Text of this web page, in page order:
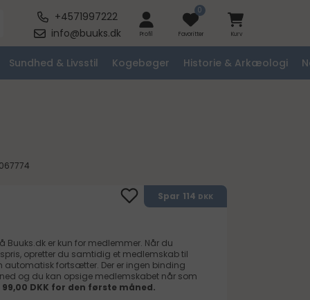
+4571997222
info@buuks.dk
Profil
0
Favoritter Kurv
Sundhed & Livsstil Kogebøger Historie & Arkæologi
Spar 114 DKK
Buuks.dk er kun for medlemmer. Når du
opretter du samtidig et medlemskab til
automatisk fortsætter. Der er ingen binding
og du kan opsige medlemskabet når som
DKK for den første måned.